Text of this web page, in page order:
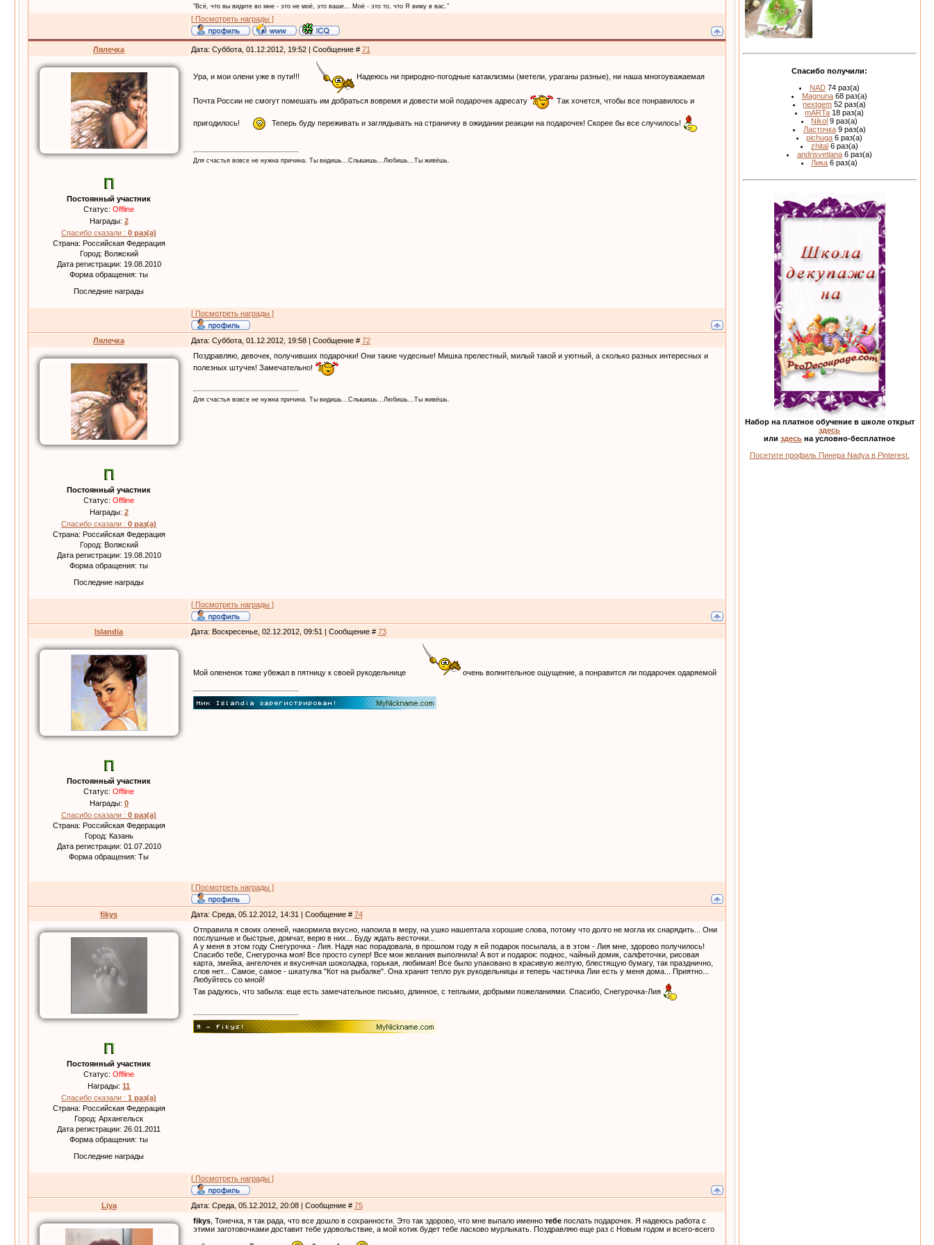
"Всё, что вы видите во мне - это не моё, это ваше... Моё - это то, что Я вижу в вас."
[ Посмотреть награды ]
Лялечка Дата: Суббота, 01.12.2012, 19:52 | Сообщение # 71
Постоянный участник
Статус: Offline
Награды: 2
Спасибо сказали : 0 раз(а)
Страна: Российская Федерация
Город: Волжский
Дата регистрации: 19.08.2010
Форма обращения: ты
Последние награды
Ура, и мои олени уже в пути!!! Надеюсь ни природно-погодные катаклизмы (метели, ураганы разные), ни наша многоуважаемая
Почта России не смогут помешать им добраться вовремя и довести мой подарочек адресату Так хочется, чтобы все понравилось и
пригодилось! Теперь буду переживать и заглядывать на страничку в ожидании реакции на подарочек! Скорее бы все случилось!
Для счастья вовсе не нужна причина. Ты видишь...Слышишь...Любишь...Ты живёшь.
[ Посмотреть награды ]
Лялечка Дата: Суббота, 01.12.2012, 19:58 | Сообщение # 72
Постоянный участник
Статус: Offline
Награды: 2
Спасибо сказали : 0 раз(а)
Страна: Российская Федерация
Город: Волжский
Дата регистрации: 19.08.2010
Форма обращения: ты
Последние награды
Поздравляю, девочек, получивших подарочки! Они такие чудесные! Мишка прелестный, милый такой и уютный, а сколько разных интересных и
полезных штучек! Замечательно!
Для счастья вовсе не нужна причина. Ты видишь...Слышишь...Любишь...Ты живёшь.
[ Посмотреть награды ]
Islandia Дата: Воскресенье, 02.12.2012, 09:51 | Сообщение # 73
Постоянный участник
Статус: Offline
Награды: 0
Спасибо сказали : 0 раз(а)
Страна: Российская Федерация
Город: Казань
Дата регистрации: 01.07.2010
Форма обращения: Ты
Мой олененок тоже убежал в пятницу к своей рукодельнице очень волнительное ощущение, а понравится ли подарочек одаряемой
[ Посмотреть награды ]
fikys Дата: Среда, 05.12.2012, 14:31 | Сообщение # 74
Постоянный участник
Статус: Offline
Награды: 11
Спасибо сказали : 1 раз(а)
Страна: Российская Федерация
Город: Архангельск
Дата регистрации: 26.01.2011
Форма обращения: ты
Последние награды
Отправила я своих оленей, накормила вкусно, напоила в меру, на ушко нашептала хорошие слова, потому что долго не могла их снарядить... Они
послушные и быстрые, домчат, верю в них... Буду ждать весточки...
А у меня в этом году Снегурочка - Лия. Надя нас порадовала, в прошлом году я ей подарок посылала, а в этом - Лия мне, здорово получилось!
Спасибо тебе, Снегурочка моя! Все просто супер! Все мои желания выполнила! А вот и подарок: поднос, чайный домик, салфеточки, рисовая
карта, змейка, ангелочек и вкуснячая шоколадка, горькая, любимая! Все было упаковано в красивую желтую, блестящую бумагу, так празднично,
слов нет... Самое, самое - шкатулка "Кот на рыбалке". Она хранит тепло рук рукодельницы и теперь частичка Лии есть у меня дома... Приятно...
Любуйтесь со мной!
Так радуюсь, что забыла: еще есть замечательное письмо, длинное, с теплыми, добрыми пожеланиями. Спасибо, Снегурочка-Лия
[ Посмотреть награды ]
Liya Дата: Среда, 05.12.2012, 20:08 | Сообщение # 75
fikys, Тонечка, я так рада, что все дошло в сохранности. Это так здорово, что мне выпало именно тебе послать подарочек. Я надеюсь работа с
этими заготовочками доставит тебе удовольствие, а мой котик будет тебе ласково мурлыкать. Поздравляю еще раз с Новым годом и всего-всего
Спасибо получили:
NAD74 раз(а)
Magnuna68 раз(а)
nextgem 52 раз(а)
mARTa 18 раз(а)
Nikol 9 раз(а)
Ласточка9 раз(а)
pichuga 6 раз(а)
zhital 6 раз(а)
andrisvetlana6 раз(а)
Лика 6 раз(а)
Набор на платное обучение в школе открыт
здесь
или здесь на условно-бесплатное
Посетите профиль Пинера Nadya в Pinterest.